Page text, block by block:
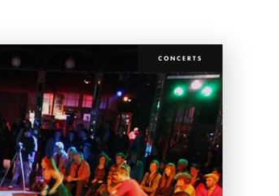
CONCERTS